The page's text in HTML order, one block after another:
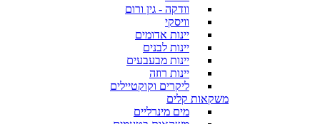
וודקה - גין ורום
וויסקי
יינות אדומים
יינות לבנים
יינות מבעבעים
יינות רוזה
ליקרים וקוקטיילים
משקאות קלים
מים מינרליים